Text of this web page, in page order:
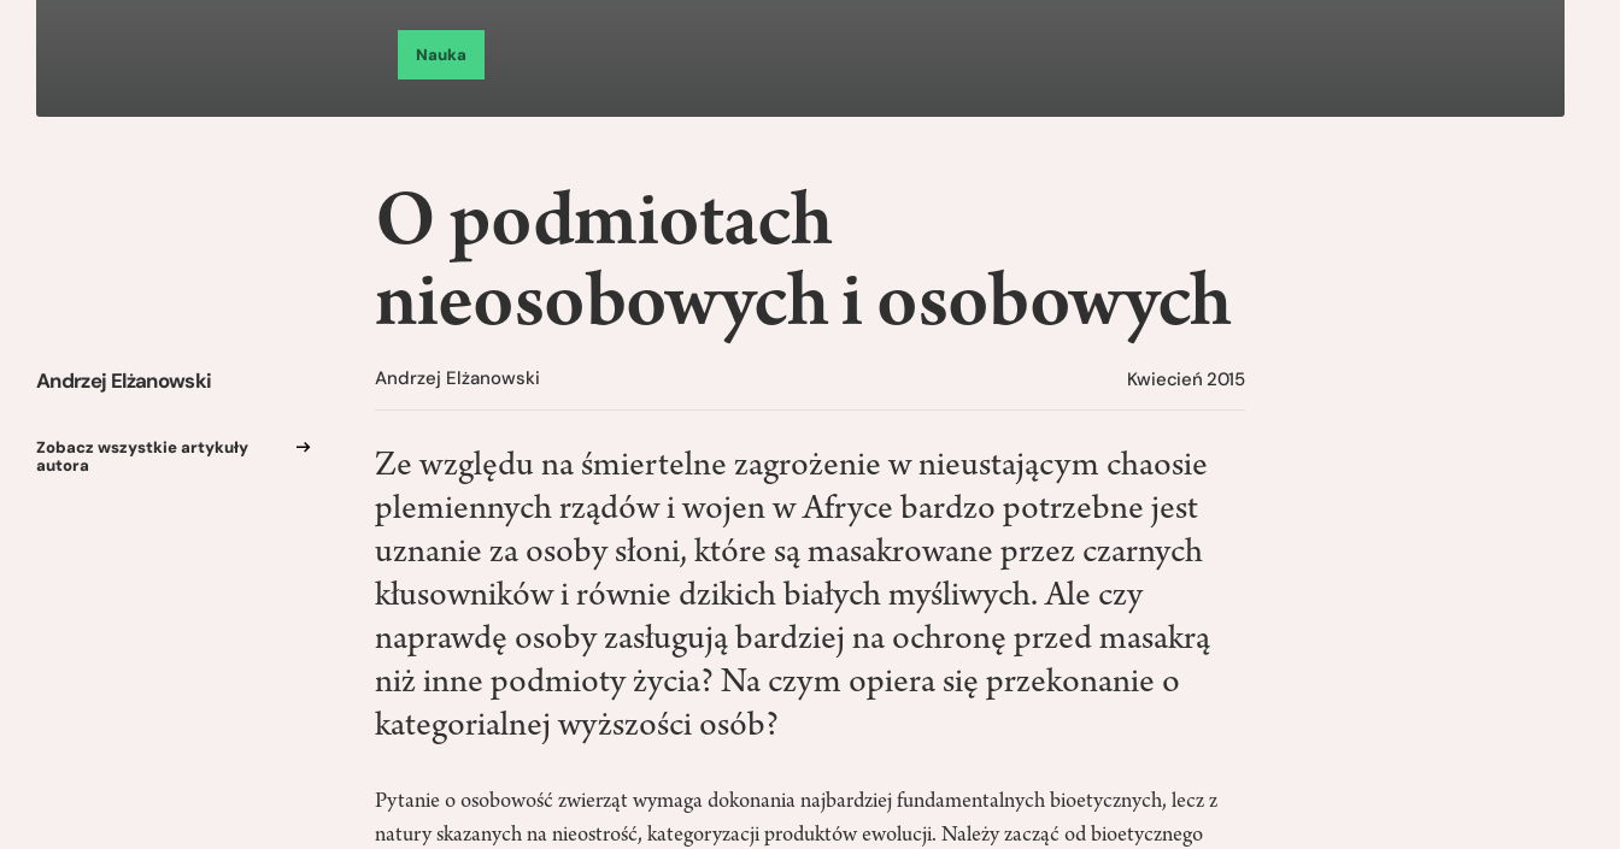
Nauka
Andrzej Elżanowski
Zobacz wszystkie artykuły
autora
O podmiotach
nieosobowych i osobowych
Andrzej Elżanowski Kwiecień 2015
Ze względu na śmiertelne zagrożenie w nieustającym chaosie
plemiennych rządów i wojen w Afryce bardzo potrzebne jest
uznanie za osoby słoni, które są masakrowane przez czarnych
kłusowników i równie dzikich białych myśliwych. Ale czy
naprawdę osoby zasługują bardziej na ochronę przed masakrą
niż inne podmioty życia? Na czym opiera się przekonanie o
kategorialnej wyższości osób?
Pytanie o osobowość zwierząt wymaga dokonania najbardziej fundamentalnych bioetycznych, lecz z
natury skazanych na nieostrość, kategoryzacji produktów ewolucji. Należy zacząć od bioetycznego